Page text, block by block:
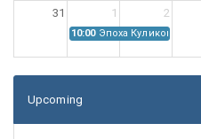
31 1 2
10:00 Эпоха
Upcoming